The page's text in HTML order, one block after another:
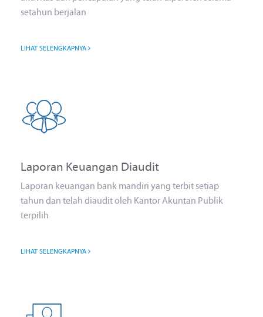
setahun berjalan
LIHAT SELENGKAPNYA
Laporan Keuangan Diaudit
Laporan keuangan bank mandiri yang terbit setiap
tahun dan telah diaudit oleh Kantor Akuntan Publik
terpilih
LIHAT SELENGKAPNYA